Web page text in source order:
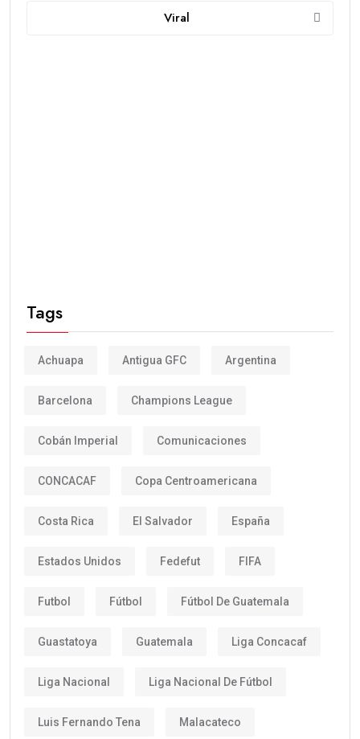
Viral
Tags
Achuapa Antigua GFC Argentina
Barcelona Champions League
Cobán Imperial Comunicaciones
CONCACAF Copa Centroamericana
Costa Rica El Salvador España
Estados Unidos Fedefut FIFA
Futbol Fútbol Fútbol De Guatemala
Guastatoya Guatemala Liga Concacaf
Liga Nacional Liga Nacional De Fútbol
Luis Fernando Tena Malacateco